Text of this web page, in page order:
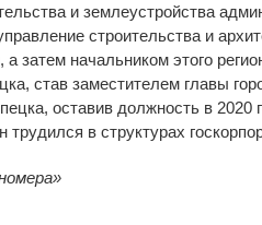
и землеустройства
строительства и
а затем начальником этого
став заместителем главы
оставив должность в 2020
трудился в структурах
»